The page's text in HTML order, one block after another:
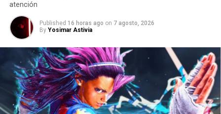
De Havoc a Flash, Lucas Till podría ser el
nuevo Barry Allen
NUEVOS DETALLES DE POKÉMON SWORD &
SHIELD
Redacción La Comikería
atención
Published 16 horas ago on 7 agosto, 2026
By Yosimar Astivia